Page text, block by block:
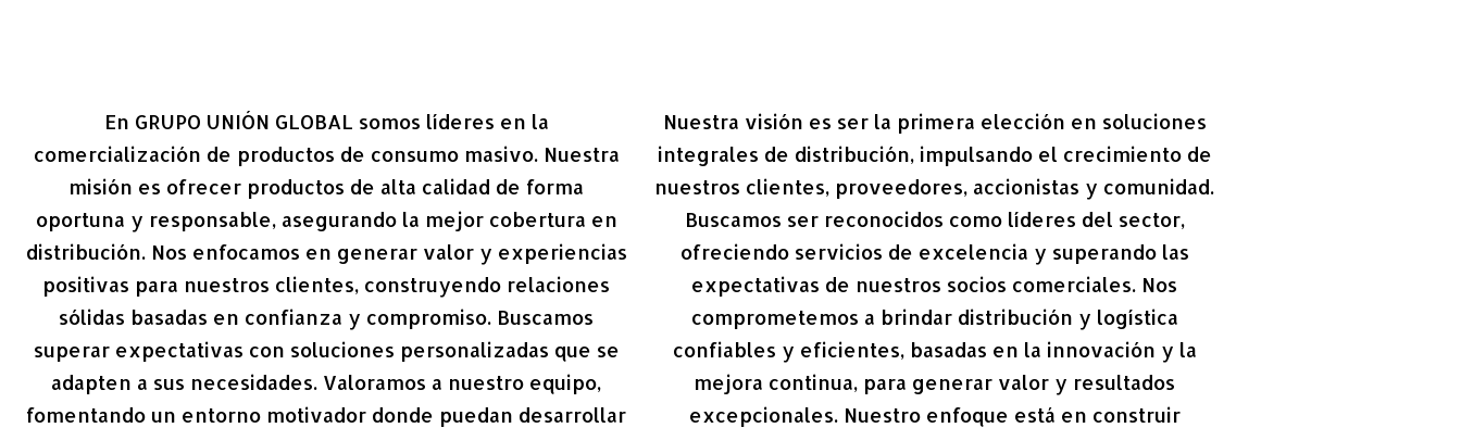
En GRUPO UNIÓN GLOBAL somos líderes en la
comercialización de productos de consumo masivo. Nuestra
misión es ofrecer productos de alta calidad de forma
oportuna y responsable, asegurando la mejor cobertura en
distribución. Nos enfocamos en generar valor y experiencias
positivas para nuestros clientes, construyendo relaciones
sólidas basadas en confianza y compromiso. Buscamos
superar expectativas con soluciones personalizadas que se
adapten a sus necesidades. Valoramos a nuestro equipo,
fomentando un entorno motivador donde puedan desarrollar
Nuestra visión es ser la primera elección en soluciones
integrales de distribución, impulsando el crecimiento de
nuestros clientes, proveedores, accionistas y comunidad.
Buscamos ser reconocidos como líderes del sector,
ofreciendo servicios de excelencia y superando las
expectativas de nuestros socios comerciales. Nos
comprometemos a brindar distribución y logística
confiables y eficientes, basadas en la innovación y la
mejora continua, para generar valor y resultados
excepcionales. Nuestro enfoque está en construir